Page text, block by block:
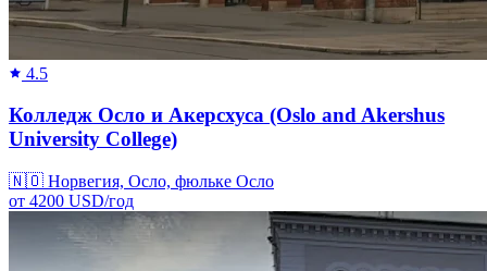
4.5
Колледж Осло и Акерсхуса (Oslo and Akershus
University College)
🇳🇴 Норвегия, Осло, фюльке Осло
от 4200 USD/год